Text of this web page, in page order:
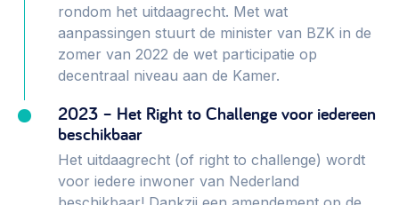
rondom het uitdaagrecht. Met wat
aanpassingen stuurt de minister van BZK in de
zomer van 2022 de wet participatie op
decentraal niveau aan de Kamer.
2023 – Het Right to Challenge voor iedereen
beschikbaar
Het uitdaagrecht (of right to challenge) wordt
voor iedere inwoner van Nederland